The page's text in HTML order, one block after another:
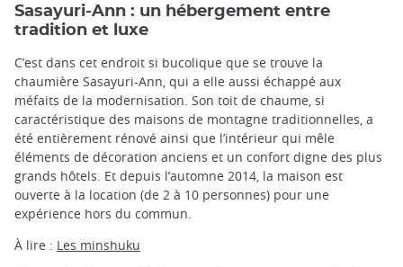
Sasayuri-Ann : un hébergement entre
tradition et luxe
C’est dans cet endroit si bucolique que se trouve la
chaumière Sasayuri-Ann, qui a elle aussi échappé aux
méfaits de la modernisation. Son toit de chaume, si
caractéristique des maisons de montagne traditionnelles, a
été entièrement rénové ainsi que l’intérieur qui mêle
éléments de décoration anciens et un confort digne des plus
grands hôtels. Et depuis l’automne 2014, la maison est
ouverte à la location (de 2 à 10 personnes) pour une
expérience hors du commun.
À lire : Les minshuku